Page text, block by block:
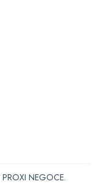
PROXI NEGOCE.